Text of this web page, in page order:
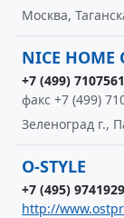
Москва,
NICE
+7 (499) 7107561
факс +7 (499)
Зеленоград г.,
O-STYLE
+7 (495) 9741929
http://